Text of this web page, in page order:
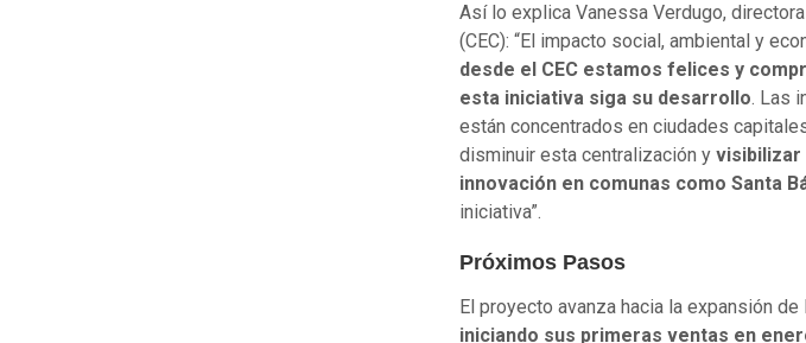
Así lo explica Vanessa Verdugo,
(CEC): “El impacto social, ambiental y
desde el CEC estamos felices y
esta iniciativa siga su desarrollo. Las
están concentrados en ciudades
disminuir esta centralización y visibilizar
innovación en comunas como Santa
iniciativa”.
Próximos Pasos
El proyecto avanza hacia la expansión
iniciando sus primeras ventas en